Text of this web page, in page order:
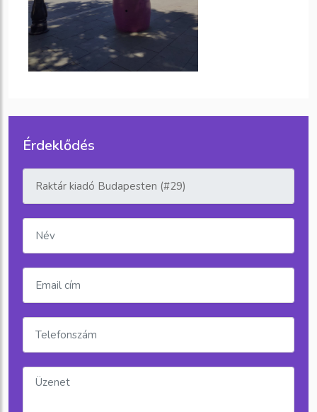
Érdeklődés